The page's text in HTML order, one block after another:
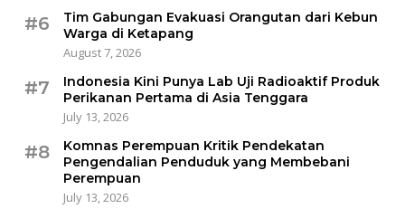
#6
Tim Gabungan Evakuasi Orangutan dari Kebun
Warga di Ketapang
August 7, 2026
#7
Indonesia Kini Punya Lab Uji Radioaktif Produk
Perikanan Pertama di Asia Tenggara
July 13, 2026
#8
Komnas Perempuan Kritik Pendekatan
Pengendalian Penduduk yang Membebani
Perempuan
July 13, 2026